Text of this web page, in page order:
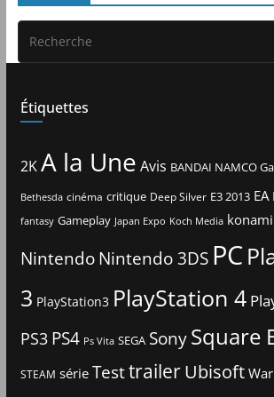
Étiquettes
2KA la Une Avis BANDAI NAMCO
Bethesda cinéma critique Deep Silver E3 2013 EA
fantasy Gameplay Japan Expo Koch Media konami
Nintendo Nintendo 3DS PC
3 PlayStation3 PlayStation 4
PS3 PS4 Ps Vita SEGA Sony Square
STEAM série TesttrailerUbisoft